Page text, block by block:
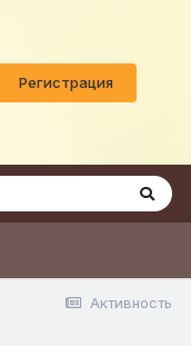
Регистрация
Активность